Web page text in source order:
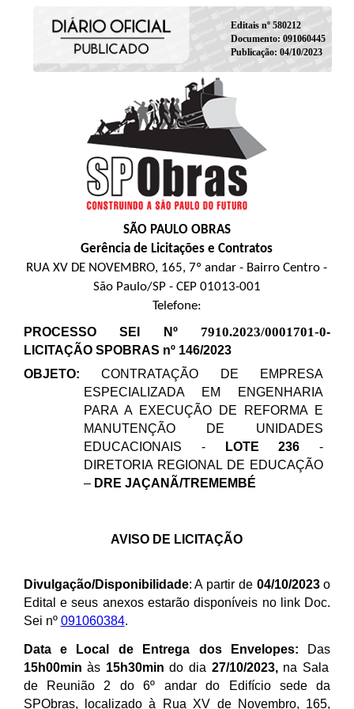
Editais nº 580212
Documento: 091060445
Publicação: 04/10/2023
SÃO PAULO OBRAS
Gerência de Licitações e Contratos
RUA XV DE NOVEMBRO, 165, 7º andar - Bairro Centro -
São Paulo/SP - CEP 01013-001
Telefone:
PROCESSO SEI Nº 7910.2023/0001701-0-
LICITAÇÃO SPOBRAS nº 146/2023
OBJETO:CONTRATAÇÃO DE EMPRESA
ESPECIALIZADA EM ENGENHARIA
PARA A EXECUÇÃO DE REFORMA E
MANUTENÇÃO DE UNIDADES
EDUCACIONAIS -
LOTE 236 -
DIRETORIA REGIONAL DE EDUCAÇÃO
– DRE JAÇANÃ/TREMEMBÉ
AVISO DE LICITAÇÃO
Divulgação/Disponibilidade: A partir de 04/10/2023o
Edital e seus anexos estarão disponíveis no link Doc.
Sei nº 091060384.
Data e Local de Entrega dos Envelopes: Das
15h00minàs 15h30min do dia 27/10/2023, na Sala
de Reunião 2 do 6º andar do Edifício sede da
SPObras, localizado à Rua XV de Novembro, 165,